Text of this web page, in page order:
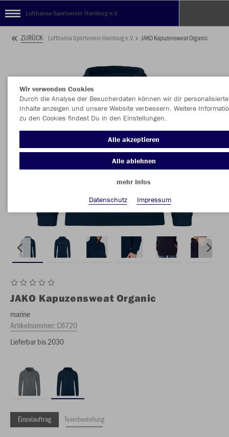
Lufthansa Sportverein Hamburg e.V.
ZURÜCK Lufthansa Sportverein Hamburg e.V. JAKO Kapuzensweat Organic
JAKO Kapuzensweat Organic
marine
Artikelnummer: C6720
Lieferbar bis 2030
Einzelauftrag Teambestellung
Wir verwenden Cookies
Durch die Analyse der Besucherdaten können wir dir personalisierte
Inhalte anzeigen und unsere Website verbessern. Weitere
zu den Cookies findest Du in den Einstellungen.
Alle akzeptieren
Alle ablehnen
mehr Infos
Datenschutz
Impressum